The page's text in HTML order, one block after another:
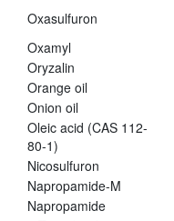
Oxasulfuron
Oxamyl
Oryzalin
Orange oil
Onion oil
Oleic acid (CAS 112-
80-1)
Nicosulfuron
Napropamide-M
Napropamide